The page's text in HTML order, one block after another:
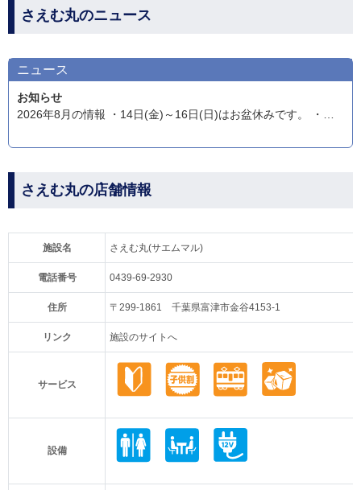
さえむ丸のニュース
ニュース
お知らせ
2026年8月の情報 ・14日(金)～16日(日)はお盆休みです。 ・乗合カマス～マアジのリレー船…出船5時、予約制。ご予約お待ちしております! 【料金案内】 ・前日と当日のキャンセル、ドタキャンはキャンセル料が発生します。 ※仕立船はお電話でご確認下さい。
さえむ丸の店舗情報
施設名 さえむ丸(サエムマル)
電話番号 0439-69-2930
住所 〒299-1861 千葉県富津市金谷4153-1
リンク 施設のサイトへ
サービス
設備